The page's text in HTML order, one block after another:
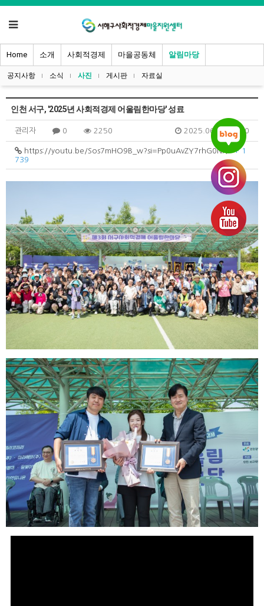
Home 소개 사회적경제 마을공동체 알림마당
공지사항 소식 사진 게시판 자료실
인천 서구, '2025년 사회적경제 어울림한마당' 성료
관리자 0 2250 2025.06.23 10:20
https://youtu.be/Sos7mHO9B_w?si=Pp0uAvZY7rhG0NiY+ 1
739